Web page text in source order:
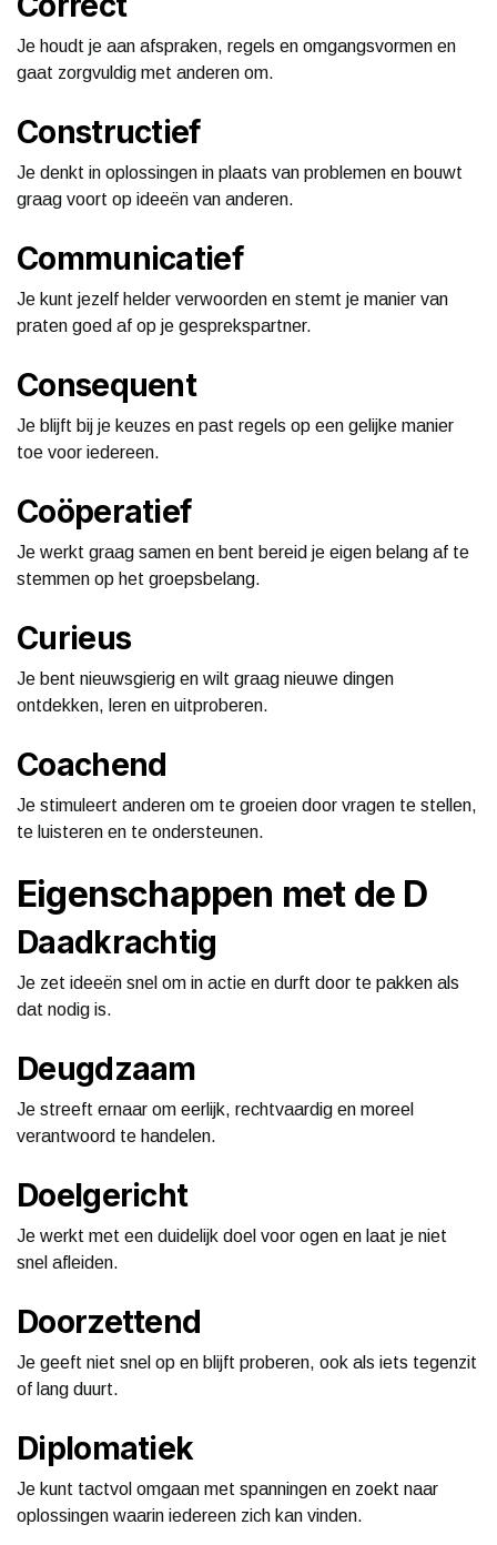
Je houdt je aan afspraken, regels en omgangsvormen en
gaat zorgvuldig met anderen om.
Constructief
Je denkt in oplossingen in plaats van problemen en bouwt
graag voort op ideeën van anderen.
Communicatief
Je kunt jezelf helder verwoorden en stemt je manier van
praten goed af op je gesprekspartner.
Consequent
Je blijft bij je keuzes en past regels op een gelijke manier
toe voor iedereen.
Coöperatief
Je werkt graag samen en bent bereid je eigen belang af te
stemmen op het groepsbelang.
Curieus
Je bent nieuwsgierig en wilt graag nieuwe dingen
ontdekken, leren en uitproberen.
Coachend
Je stimuleert anderen om te groeien door vragen te stellen,
te luisteren en te ondersteunen.
Eigenschappen met de D
Daadkrachtig
Je zet ideeën snel om in actie en durft door te pakken als
dat nodig is.
Deugdzaam
Je streeft ernaar om eerlijk, rechtvaardig en moreel
verantwoord te handelen.
Doelgericht
Je werkt met een duidelijk doel voor ogen en laat je niet
snel afleiden.
Doorzettend
Je geeft niet snel op en blijft proberen, ook als iets tegenzit
of lang duurt.
Diplomatiek
Je kunt tactvol omgaan met spanningen en zoekt naar
oplossingen waarin iedereen zich kan vinden.